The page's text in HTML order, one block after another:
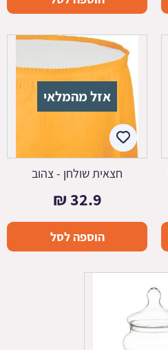
אזל מהמלאי
חצאית שולחן - צהוב
32.9
₪
הוספה לסל